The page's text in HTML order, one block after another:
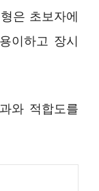
은 초보자에
이하고 장시
와 적합도를